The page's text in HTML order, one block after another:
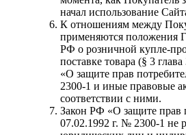
начал использование
К отношениям между
применяются положения
РФ о розничной купле-
поставке товара (§ 3
«О защите прав
2300-1 и иные правовые
соответствии с ними.
Закон РФ «О защите прав
07.02.1992 г. № 2300-1 не